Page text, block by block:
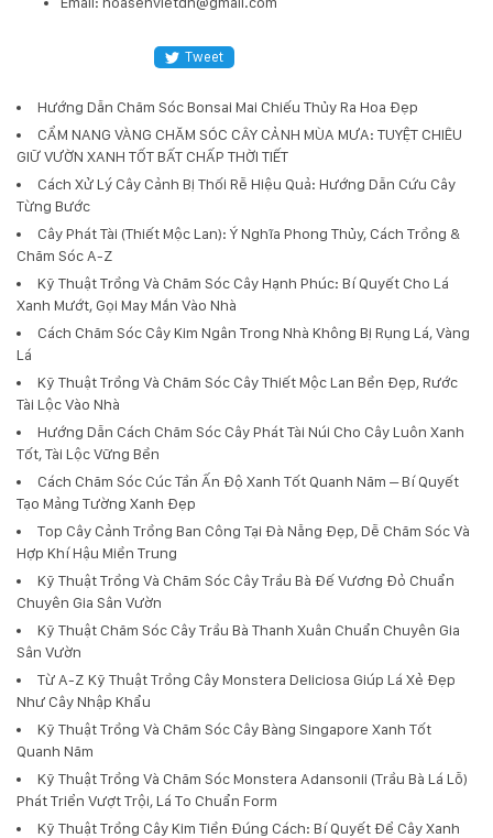
Tweet
Hướng Dẫn Chăm Sóc Bonsai Mai Chiếu Thủy Ra Hoa Đẹp
CẨM NANG VÀNG CHĂM SÓC CÂY CẢNH MÙA MƯA: TUYỆT CHIÊU
GIỮ VƯỜN XANH TỐT BẤT CHẤP THỜI TIẾT
Cách Xử Lý Cây Cảnh Bị Thối Rễ Hiệu Quả: Hướng Dẫn Cứu Cây
Từng Bước
Cây Phát Tài (Thiết Mộc Lan): Ý Nghĩa Phong Thủy, Cách Trồng &
Chăm Sóc A-Z
Kỹ Thuật Trồng Và Chăm Sóc Cây Hạnh Phúc: Bí Quyết Cho Lá
Xanh Mướt, Gọi May Mắn Vào Nhà
Cách Chăm Sóc Cây Kim Ngân Trong Nhà Không Bị Rụng Lá, Vàng
Lá
Kỹ Thuật Trồng Và Chăm Sóc Cây Thiết Mộc Lan Bền Đẹp, Rước
Tài Lộc Vào Nhà
Hướng Dẫn Cách Chăm Sóc Cây Phát Tài Núi Cho Cây Luôn Xanh
Tốt, Tài Lộc Vững Bền
Cách Chăm Sóc Cúc Tần Ấn Độ Xanh Tốt Quanh Năm – Bí Quyết
Tạo Mảng Tường Xanh Đẹp
Top Cây Cảnh Trồng Ban Công Tại Đà Nẵng Đẹp, Dễ Chăm Sóc Và
Hợp Khí Hậu Miền Trung
Kỹ Thuật Trồng Và Chăm Sóc Cây Trầu Bà Đế Vương Đỏ Chuẩn
Chuyên Gia Sân Vườn
Kỹ Thuật Chăm Sóc Cây Trầu Bà Thanh Xuân Chuẩn Chuyên Gia
Sân Vườn
Từ A-Z Kỹ Thuật Trồng Cây Monstera Deliciosa Giúp Lá Xẻ Đẹp
Như Cây Nhập Khẩu
Kỹ Thuật Trồng Và Chăm Sóc Cây Bàng Singapore Xanh Tốt
Quanh Năm
Kỹ Thuật Trồng Và Chăm Sóc Monstera Adansonii (Trầu Bà Lá Lỗ)
Phát Triển Vượt Trội, Lá To Chuẩn Form
Kỹ Thuật Trồng Cây Kim Tiền Đúng Cách: Bí Quyết Để Cây Xanh